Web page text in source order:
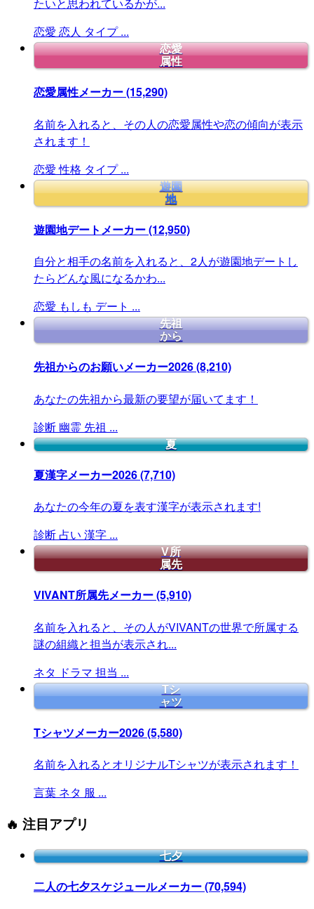
恋愛 恋人 タイプ ...
恋愛
属性
恋愛属性メーカー(15,290)
名前を入れると、その人の恋愛属性や恋の傾向が表示
されます！
恋愛 性格 タイプ ...
遊園
地
遊園地デートメーカー(12,950)
自分と相手の名前を入れると、2人が遊園地デートし
たらどんな風になるかわ...
恋愛 もしも デート ...
先祖
から
先祖からのお願いメーカー2026(8,210)
あなたの先祖から最新の要望が届いてます！
診断 幽霊 先祖 ...
夏
夏漢字メーカー2026(7,710)
あなたの今年の夏を表す漢字が表示されます!
診断 占い 漢字 ...
V所
属先
VIVANT所属先メーカー(5,910)
名前を入れると、その人がVIVANTの世界で所属する
謎の組織と担当が表示され...
ネタ ドラマ 担当 ...
Tシ
ャツ
Tシャツメーカー2026(5,580)
名前を入れるとオリジナルTシャツが表示されます！
言葉 ネタ 服 ...
🔥 注目アプリ
七夕
二人の七夕スケジュールメーカー(70,594)